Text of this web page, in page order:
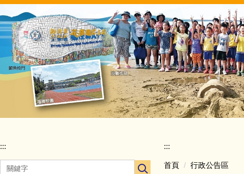
到
主
要
內
區
::: :::
首頁 行政公告區